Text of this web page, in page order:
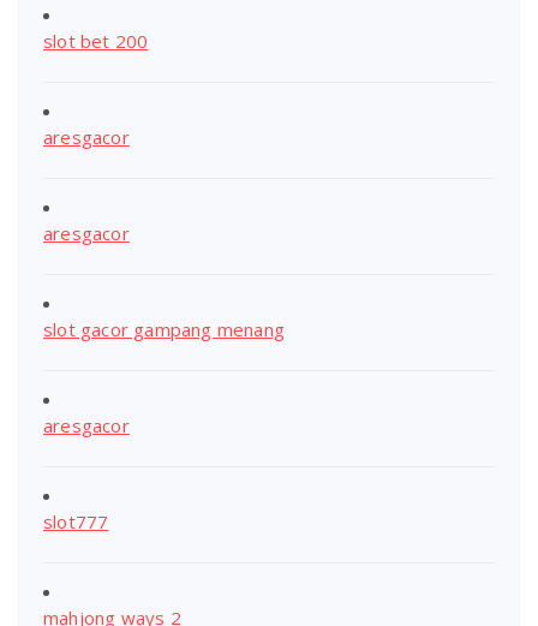
slot bet 200
aresgacor
aresgacor
slot gacor gampang menang
aresgacor
slot777
mahjong ways 2